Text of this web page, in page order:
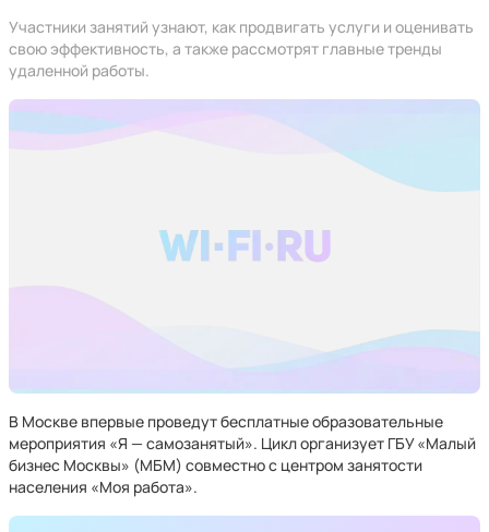
Участники занятий узнают, как продвигать услуги и оценивать
свою эффективность, а также рассмотрят главные тренды
удаленной работы.
В Москве впервые проведут бесплатные образовательные
мероприятия «Я — самозанятый». Цикл организует ГБУ «Малый
бизнес Москвы» (МБМ) совместно с центром занятости
населения «Моя работа».